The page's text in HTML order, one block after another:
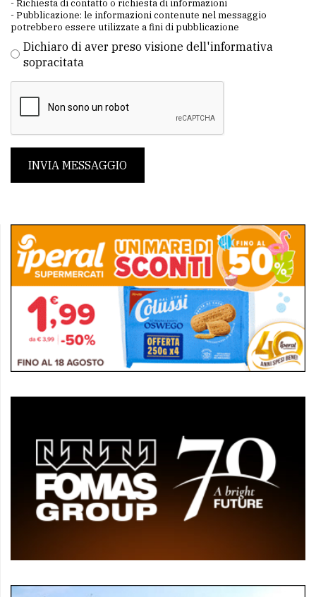
- Richiesta di contatto o richiesta di informazioni
- Pubblicazione: le informazioni contenute nel messaggio
potrebbero essere utilizzate a fini di pubblicazione
Dichiaro di aver preso visione dell'informativa
sopracitata
INVIA MESSAGGIO